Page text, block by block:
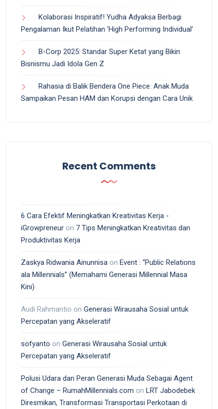
Kolaborasi Inspiratif! Yudha Adyaksa Berbagi
Pengalaman Ikut Pelatihan ‘High Performing Individual’
B-Corp 2025: Standar Super Ketat yang Bikin
Bisnismu Jadi Idola Gen Z
Rahasia di Balik Bendera One Piece: Anak Muda
Sampaikan Pesan HAM dan Korupsi dengan Cara Unik
Recent Comments
6 Cara Efektif Meningkatkan Kreativitas Kerja -
iGrowpreneur on 7 Tips Meningkatkan Kreativitas dan
Produktivitas Kerja
Zaskya Ridwania Ainunnisa on Event : “Public Relations
ala Millennials” (Memahami Generasi Millennial Masa
Kini)
Audi Rahmantio on Generasi Wirausaha Sosial untuk
Percepatan yang Akseleratif
sofyanto on Generasi Wirausaha Sosial untuk
Percepatan yang Akseleratif
Polusi Udara dan Peran Generasi Muda Sebagai Agent
of Change – RumahMillennials.com on LRT Jabodebek
Diresmikan, Transformasi Transportasi Perkotaan di